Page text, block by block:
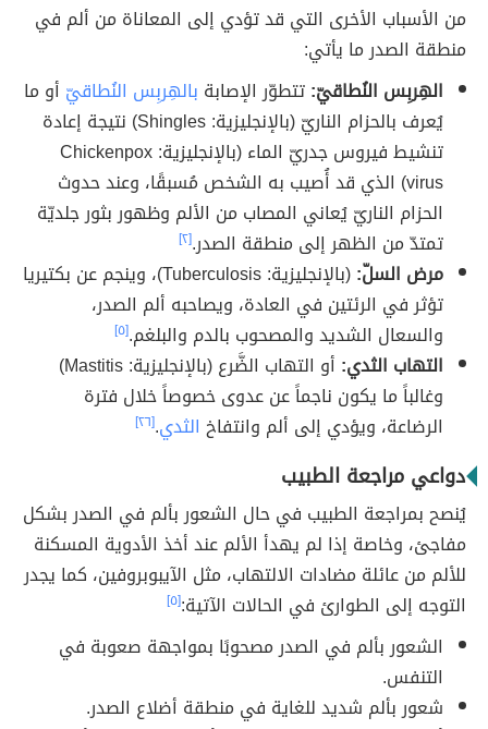
من الأسباب الأخرى التي قد تؤدي إلى المعاناة من ألم في
منطقة الصدر ما يأتي:
الهِربِس النُطاقيّ:تتطوّر الإصابة بالهِربِس النُطاقيّ أو ما
يُعرف بالحزام الناريّ (بالإنجليزية: Shingles) نتيجة إعادة
تنشيط فيروس جدريّ الماء (بالإنجليزية: Chickenpox
virus) الذي قد أُصيب به الشخص مُسبقًا، وعند حدوث
الحزام الناريّ يُعاني المصاب من الألم وظهور بثور جلديّة
تمتدّ من الظهر إلى منطقة الصدر.[٢]
مرض السلّ:
(بالإنجليزية: Tuberculosis)، وينجم عن بكتيريا
تؤثر في الرئتين في العادة، ويصاحبه ألم الصدر،
والسعال الشديد والمصحوب بالدم والبلغم.[٥]
التهاب الثدي:
أو التهاب الضَّرع (بالإنجليزية: Mastitis)
وغالباً ما يكون ناجماً عن عدوى خصوصاً خلال فترة
الرضاعة، ويؤدي إلى ألم وانتفاخ الثدي.[٢٦]
دواعي مراجعة الطبيب
يُنصح بمراجعة الطبيب في حال الشعور بألم في الصدر بشكل
مفاجئ، وخاصة إذا لم يهدأ الألم عند أخذ الأدوية المسكنة
للألم من عائلة مضادات الالتهاب، مثل الآيبوبروفين، كما يجدر
التوجه إلى الطوارئ في الحالات الآتية:[٥]
الشعور بألم في الصدر مصحوبًا بمواجهة صعوبة في
التنفس.
شعور بألم شديد للغاية في منطقة أضلاع الصدر.